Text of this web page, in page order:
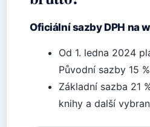
Oficiální sazby DPH na
Od 1. ledna 2024
Původní sazby 15
Základní sazba 21
knihy a další